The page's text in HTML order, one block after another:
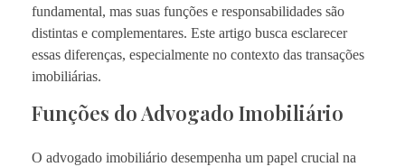
fundamental, mas suas funções e responsabilidades são
distintas e complementares. Este artigo busca esclarecer
essas diferenças, especialmente no contexto das transações
imobiliárias.
Funções do Advogado Imobiliário
O advogado imobiliário desempenha um papel crucial na